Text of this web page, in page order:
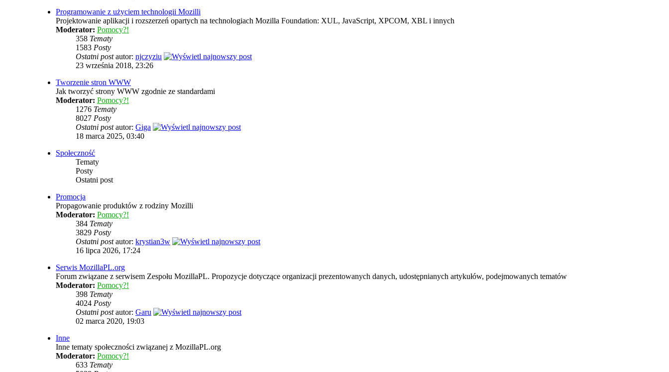
Programowanie z użyciem technologii Mozilli
Projektowanie aplikacji i rozszerzeń opartych na technologiach Mozilla Foundation: XUL, JavaScript, XPCOM, XBL i innych
Moderator: Pomocy?!
358 Tematy
1583 Posty
Ostatni postautor: njczyziu
23 września 2018, 23:26
Tworzenie stron WWW
Jak tworzyć strony WWW zgodnie ze standardami
Moderator: Pomocy?!
1276 Tematy
8027 Posty
Ostatni postautor: Giga
18 marca 2025, 03:40
Społeczność
Tematy
Posty
Ostatni post
Promocja
Propagowanie produktów z rodziny Mozilli
Moderator: Pomocy?!
384 Tematy
3829 Posty
Ostatni postautor: krystian3w
16 lipca 2026, 17:24
Serwis MozillaPL.org
Forum związane z serwisem Zespołu MozillaPL. Propozycje dotyczące organizacji prezentowanych danych, udostępnianych artykułów, podejmowanych tematów
Moderator: Pomocy?!
398 Tematy
4024 Posty
Ostatni postautor: Garu
02 marca 2020, 19:03
Inne
Inne tematy społeczności związanej z MozillaPL.org
Moderator: Pomocy?!
633 Tematy